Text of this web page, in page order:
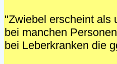
"Zwiebel erscheint als
bei manchen
bei Leberkranken die